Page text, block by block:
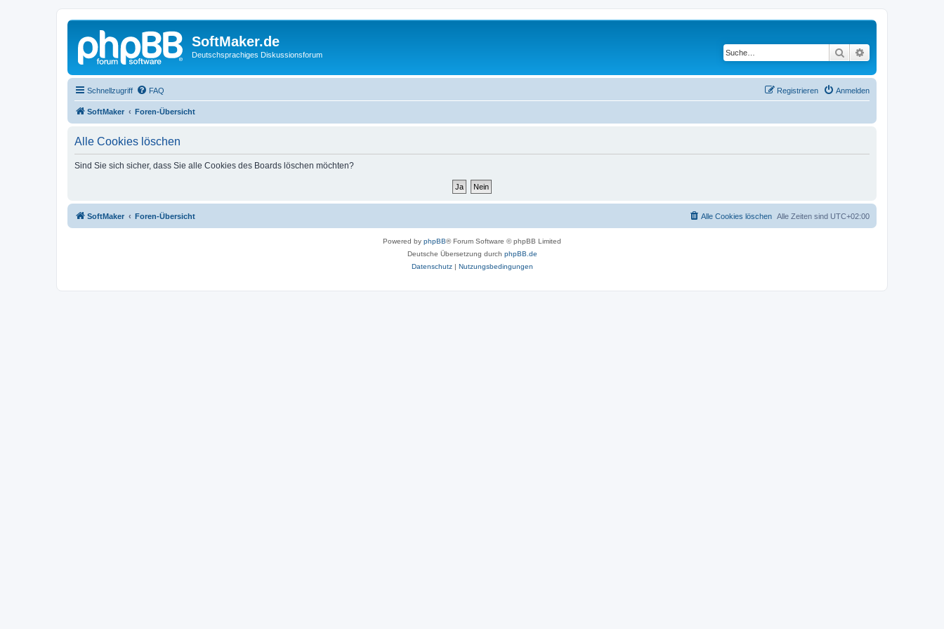
SoftMaker.de
Deutschsprachiges Diskussionsforum Suche
Schnellzugriff FAQ Anmelden
Registrieren
SoftMaker Foren-Übersicht
Alle Cookies löschen
Sind Sie sich sicher, dass Sie alle Cookies des Boards löschen möchten?
SoftMaker Foren-Übersicht Alle Zeiten sind UTC+02:00
Alle Cookies löschen
Powered by phpBB® Forum Software © phpBB Limited
Deutsche Übersetzung durch phpBB.de
Datenschutz| Nutzungsbedingungen